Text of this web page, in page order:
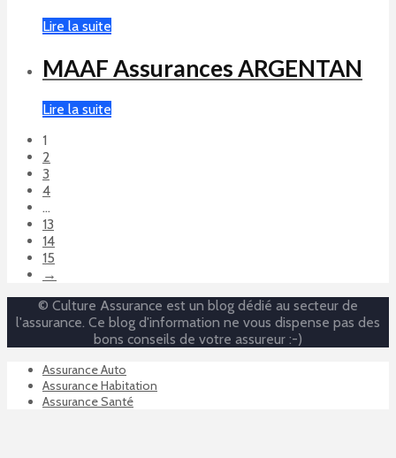
Lire la suite
MAAF Assurances ARGENTAN
Lire la suite
1
2
3
4
…
13
14
15
→
© Culture Assurance est un blog dédié au secteur de
l'assurance. Ce blog d'information ne vous dispense pas des
bons conseils de votre assureur :-)
Assurance Auto
Assurance Habitation
Assurance Santé